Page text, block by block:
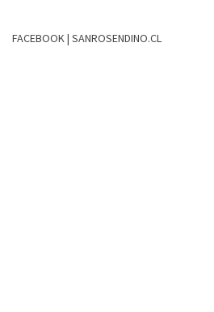
FACEBOOK | SANROSENDINO.CL